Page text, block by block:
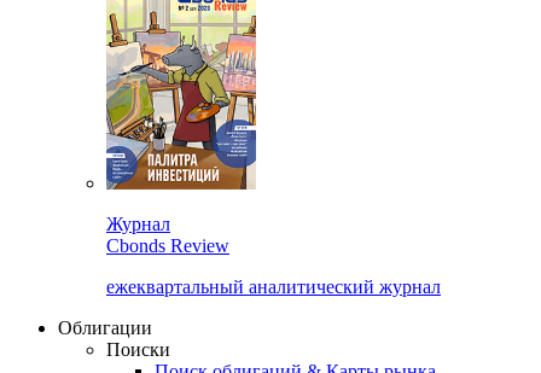
Сбондс-ТВ
Cbonds для СМИ
Глоссарий
Cbonds Review